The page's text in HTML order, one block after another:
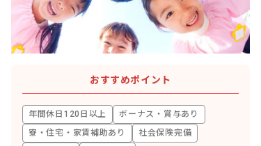
おすすめポイント
年間休日120日以上
ボーナス・賞与あり
寮・住宅・家賃補助あり
社会保険完備